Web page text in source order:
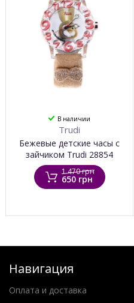
В наличии
Trudi
Бежевые детские часы с
зайчиком Trudi 28854
1 470 грн
650 грн
Навигация
Оплата и доставка